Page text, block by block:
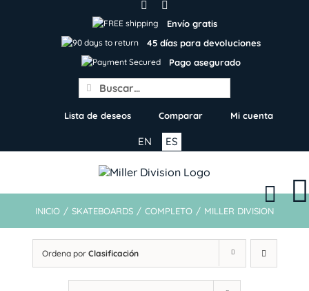
Envío gratis
45 días para devoluciones
Pago asegurado
Search
for:
Lista de deseos Comparar Mi cuenta
ES
EN
INICIO / SKATEBOARDS / COMPLETO / MILLER DIVISION
Ordena por Clasificación